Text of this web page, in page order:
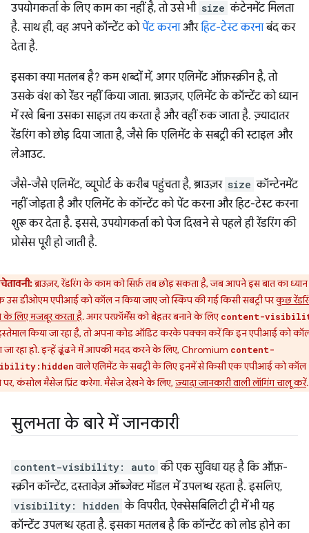
उपयोगकर्ता के लिए काम का नहीं है, तो उसे भी size कंटेनमेंट मिलता
है. साथ ही, वह अपने कॉन्टेंट कोपेंट करनाऔरहिट-टेस्ट करनाबंद कर
देता है.
इसका क्या मतलब है? कम शब्दों में, अगर एलिमेंट ऑफ़स्क्रीन है, तो
उसके वंश को रेंडर नहीं किया जाता. ब्राउज़र, एलिमेंट के कॉन्टेंट को ध्यान
में रखे बिना उसका साइज़ तय करता है और वहीं रुक जाता है. ज़्यादातर
रेंडरिंग को छोड़ दिया जाता है, जैसे कि एलिमेंट के सबट्री की स्टाइल और
लेआउट.
जैसे-जैसे एलिमेंट, व्यूपोर्ट के करीब पहुंचता है, ब्राउज़र size कॉन्टेनमेंट
नहीं जोड़ता है और एलिमेंट के कॉन्टेंट को पेंट करना और हिट-टेस्ट करना
शुरू कर देता है. इससे, उपयोगकर्ता को पेज दिखने से पहले ही रेंडरिंग की
प्रोसेस पूरी हो जाती है.
चेतावनी:ब्राउज़र, रेंडरिंग के काम को सिर्फ़ तब छोड़ सकता है, जब आपने इस बात का ध्यान
उस डीओएम एपीआई को कॉल न किया जाए जो स्किप की गई किसी सबट्री परकुछ
लिए मजबूर करता है. अगर परफ़ॉर्मेंस को बेहतर बनाने के लिए content-
किया जा रहा है, तो अपना कोड ऑडिट करके पक्का करें कि इन एपीआई को
जा रहा हो. इन्हें ढूंढने में आपकी मदद करने के लिए, Chromium content-
वाले एलिमेंट के सबट्री के लिए इनमें से किसी एक एपीआई को कॉल
कंसोल मैसेज प्रिंट करेगा. मैसेज देखने के लिए, ज़्यादा जानकारी वाली लॉगिंग चालू करें.
सुलभता के बारे में जानकारी
content-visibility: auto की एक सुविधा यह है कि ऑफ़-
स्क्रीन कॉन्टेंट, दस्तावेज़ ऑब्जेक्ट मॉडल में उपलब्ध रहता है. इसलिए,
visibility: hidden के विपरीत, ऐक्सेसबिलिटी ट्री में भी यह
कॉन्टेंट उपलब्ध रहता है. इसका मतलब है कि कॉन्टेंट को लोड होने का